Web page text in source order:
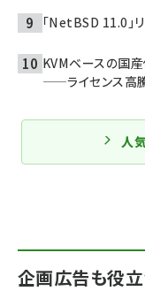
「NetBSD 11.0」
KVMベースの国
——ライセンス高
人
企画広告も役立